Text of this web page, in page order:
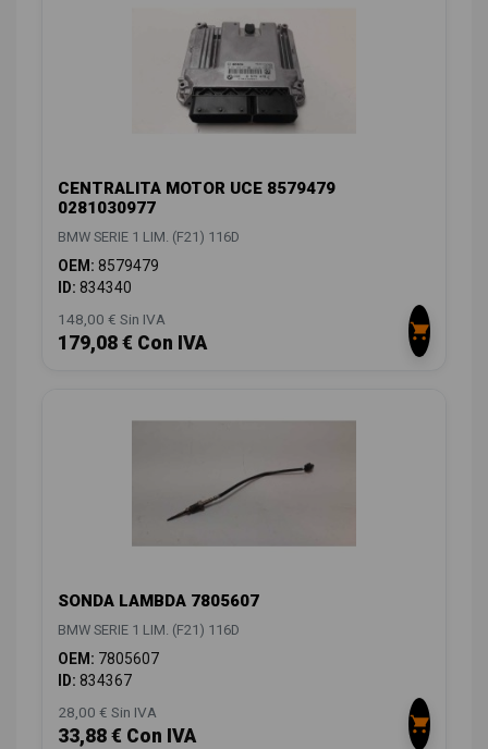
CENTRALITA MOTOR UCE 8579479
0281030977
BMW SERIE 1 LIM. (F21) 116D
OEM: 8579479
ID: 834340
148,00 € Sin IVA
179,08 € Con IVA
SONDA LAMBDA 7805607
BMW SERIE 1 LIM. (F21) 116D
OEM: 7805607
ID: 834367
28,00 € Sin IVA
33,88 € Con IVA